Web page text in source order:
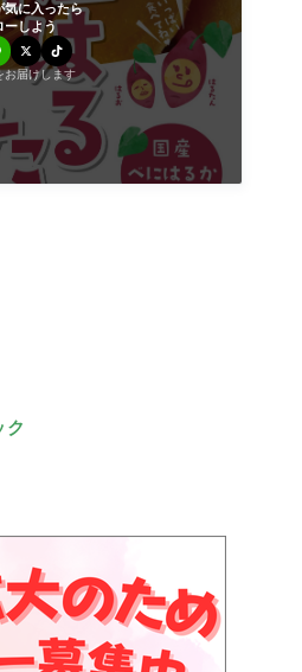
気に入ったら
ーしよう
お届けします
ク